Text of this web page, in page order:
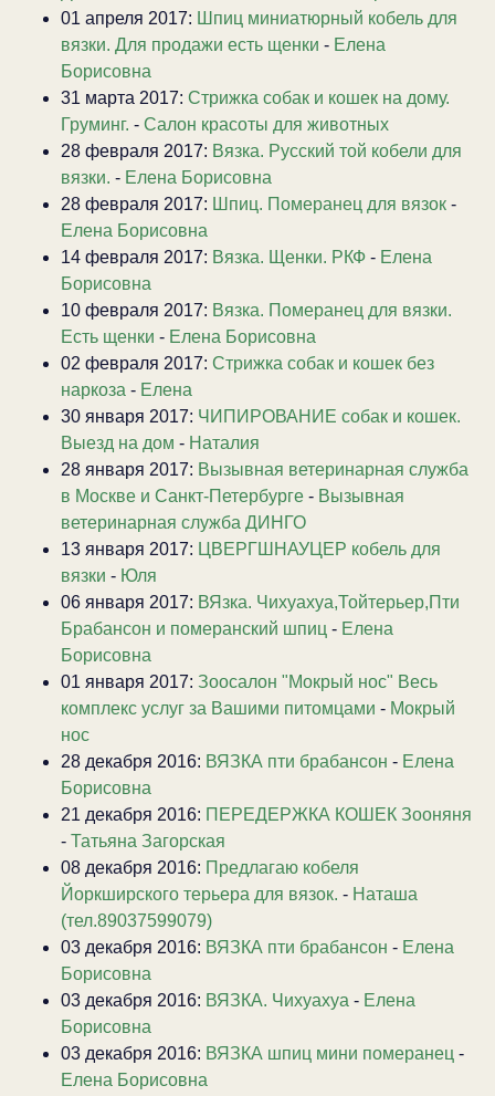
01 апреля 2017: Шпиц миниатюрный кобель для
вязки. Для продажи есть щенки - Елена
Борисовна
31 марта 2017: Стрижка собак и кошек на дому.
Груминг. - Салон красоты для животных
28 февраля 2017: Вязка. Русский той кобели для
вязки. - Елена Борисовна
28 февраля 2017: Шпиц. Померанец для вязок -
Елена Борисовна
14 февраля 2017: Вязка. Щенки. РКФ - Елена
Борисовна
10 февраля 2017: Вязка. Померанец для вязки.
Есть щенки - Елена Борисовна
02 февраля 2017: Стрижка собак и кошек без
наркоза - Елена
30 января 2017: ЧИПИРОВАНИЕ собак и кошек.
Выезд на дом - Наталия
28 января 2017: Вызывная ветеринарная служба
в Москве и Санкт-Петербурге - Вызывная
ветеринарная служба ДИНГО
13 января 2017: ЦВЕРГШНАУЦЕР кобель для
вязки - Юля
06 января 2017: ВЯзка. Чихуахуа,Тойтерьер,Пти
Брабансон и померанский шпиц - Елена
Борисовна
01 января 2017: Зоосалон "Мокрый нос" Весь
комплекс услуг за Вашими питомцами - Мокрый
нос
28 декабря 2016: ВЯЗКА пти брабансон - Елена
Борисовна
21 декабря 2016: ПЕРЕДЕРЖКА КОШЕК Зооняня
- Татьяна Загорская
08 декабря 2016: Предлагаю кобеля
Йоркширского терьера для вязок. - Наташа
(тел.89037599079)
03 декабря 2016: ВЯЗКА пти брабансон - Елена
Борисовна
03 декабря 2016: ВЯЗКА. Чихуахуа - Елена
Борисовна
03 декабря 2016: ВЯЗКА шпиц мини померанец -
Елена Борисовна